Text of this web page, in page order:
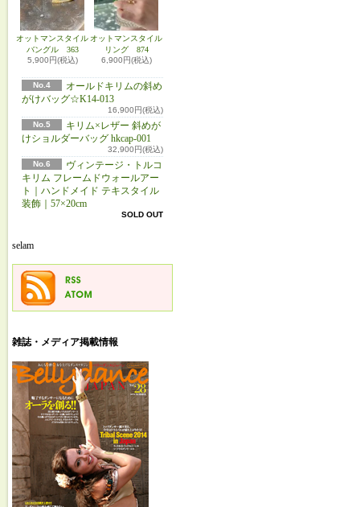
オットマンスタイル
バングル 363
5,900円(税込)
オットマンスタイル
リング 874
6,900円(税込)
No.4
オールドキリムの斜め
がけバッグ☆K14-013
16,900円(税込)
No.5
キリム×レザー 斜めが
けショルダーバッグ hkcap-001
32,900円(税込)
No.6
ヴィンテージ・トルコ
キリム フレームドウォールアー
ト｜ハンドメイド テキスタイル
装飾｜57×20cm
SOLD OUT
selam
雑誌・メディア掲載情報